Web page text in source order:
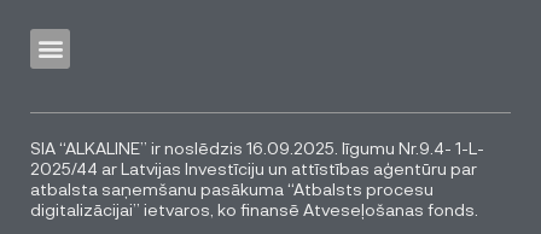
SIA “ALKALINE” ir noslēdzis 16.09.2025. līgumu Nr.9.4- 1-L-
2025/44 ar Latvijas Investīciju un attīstības aģentūru par
atbalsta saņemšanu pasākuma “Atbalsts procesu
digitalizācijai” ietvaros, ko finansē Atveseļošanas fonds.